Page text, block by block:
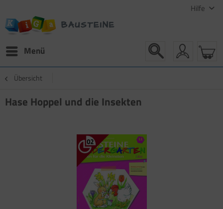
Hilfe
Menü
Übersicht
Hase Hoppel und die Insekten